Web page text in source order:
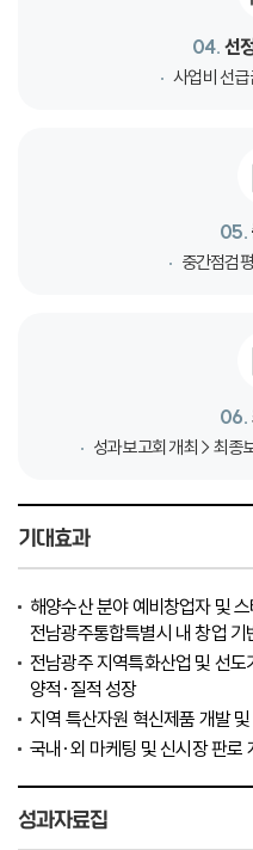
04. 선
사업비 선
05.
중간점검
06.
성과보고회 개최 > 최
기대효과
해양수산 분야 예비창업자 및
전남광주통합특별시 내 창업 기
전남광주 지역특화산업 및 선도
양적·질적 성장
지역 특산자원 혁신제품 개발
국내·외 마케팅 및 신시장 판로
성과자료집